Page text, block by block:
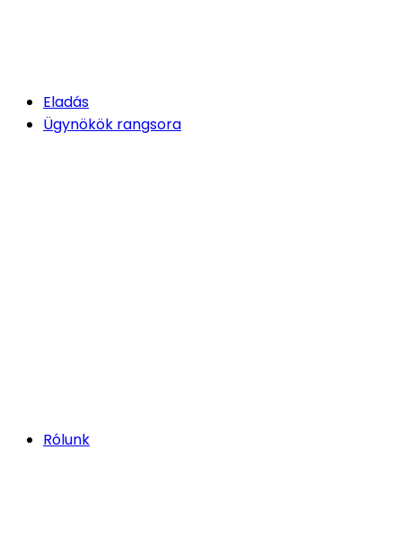
Eladás
Ügynökök rangsora
Rólunk